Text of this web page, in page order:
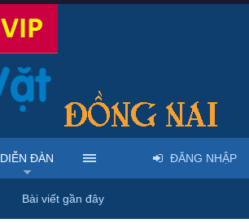
Rao vặt tổng hợp - Uy tín - Miễn phí
DIỄN ĐÀN
Bài viết gần đây
ĐĂNG NHẬP